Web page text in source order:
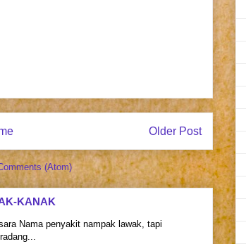
Older Post
(Atom)
KANAK
Nama penyakit nampak lawak, tapi